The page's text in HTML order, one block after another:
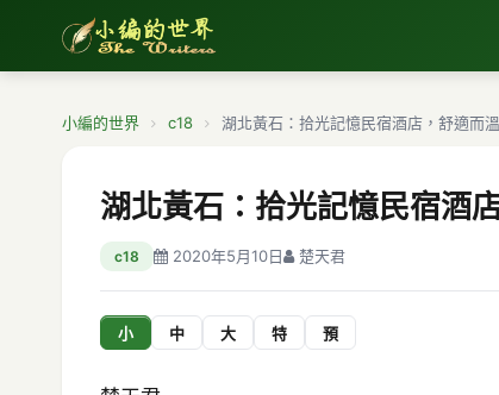
小編的世界 c18 湖北黃石：拾光記憶民宿酒店，舒適而
湖北黃石：拾光記憶民宿酒
c18 2020年5月10日 楚天君
小 中 大 特 預